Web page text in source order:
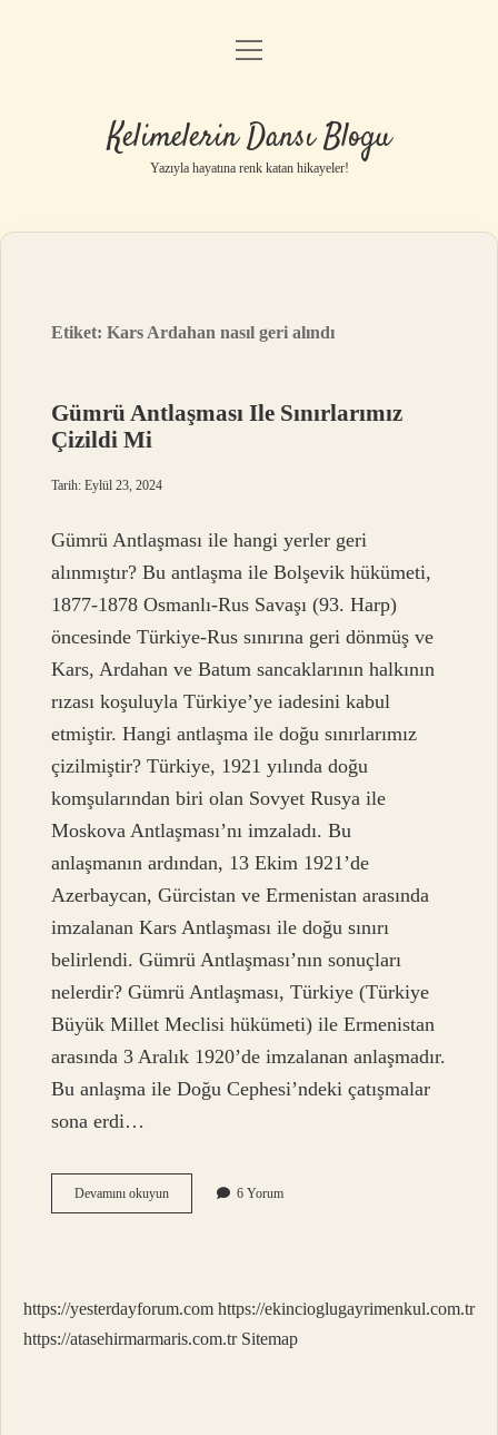
Anasayfa
Yasal Uyarı
menüyü
Kelimelerin Dansı Blogu
Yazıyla hayatına renk katan hikayeler!
Etiket:Kars Ardahan nasıl geri alındı
Gümrü Antlaşması Ile Sınırlarımız
Çizildi Mi
Tarih: Eylül 23, 2024
Gümrü Antlaşması ile hangi yerler geri
alınmıştır? Bu antlaşma ile Bolşevik hükümeti,
1877-1878 Osmanlı-Rus Savaşı (93. Harp)
öncesinde Türkiye-Rus sınırına geri dönmüş ve
Kars, Ardahan ve Batum sancaklarının halkının
rızası koşuluyla Türkiye’ye iadesini kabul
etmiştir. Hangi antlaşma ile doğu sınırlarımız
çizilmiştir? Türkiye, 1921 yılında doğu
komşularından biri olan Sovyet Rusya ile
Moskova Antlaşması’nı imzaladı. Bu
anlaşmanın ardından, 13 Ekim 1921’de
Azerbaycan, Gürcistan ve Ermenistan arasında
imzalanan Kars Antlaşması ile doğu sınırı
belirlendi. Gümrü Antlaşması’nın sonuçları
nelerdir? Gümrü Antlaşması, Türkiye (Türkiye
Büyük Millet Meclisi hükümeti) ile Ermenistan
arasında 3 Aralık 1920’de imzalanan anlaşmadır.
Bu anlaşma ile Doğu Cephesi’ndeki çatışmalar
sona erdi…
Devamını okuyunGümrü
Antlaşması
6 Yorum
https://yesterdayforum.com https://ekincioglugayrimenkul.com.tr
https://atasehirmarmaris.com.tr Sitemap